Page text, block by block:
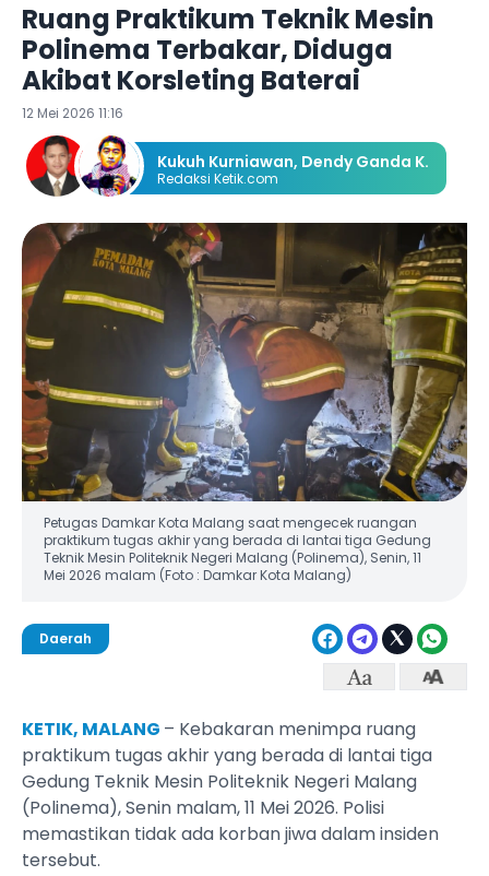
Ruang Praktikum Teknik Mesin
Polinema Terbakar, Diduga
Akibat Korsleting Baterai
12 Mei 2026 11:16
Kukuh Kurniawan, Dendy Ganda K.
Redaksi Ketik.com
Petugas Damkar Kota Malang saat mengecek ruangan
praktikum tugas akhir yang berada di lantai tiga Gedung
Teknik Mesin Politeknik Negeri Malang (Polinema), Senin, 11
Mei 2026 malam (Foto : Damkar Kota Malang)
Daerah
KETIK, MALANG – Kebakaran menimpa ruang
praktikum tugas akhir yang berada di lantai tiga
Gedung Teknik Mesin Politeknik Negeri Malang
(Polinema), Senin malam, 11 Mei 2026. Polisi
memastikan tidak ada korban jiwa dalam insiden
tersebut.